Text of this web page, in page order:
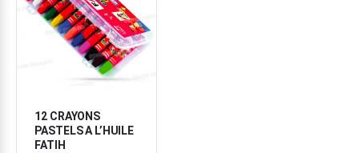
12 CRAYONS
PASTELS A L’HUILE
FATIH